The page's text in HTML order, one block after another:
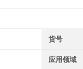
货号
应用领域